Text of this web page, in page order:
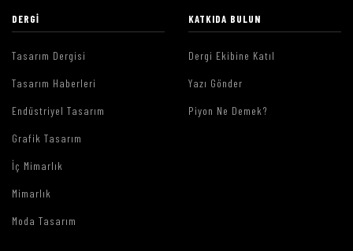
DERGI
Tasarım Dergisi
Tasarım Haberleri
Endüstriyel Tasarım
Grafik Tasarım
İç Mimarlık
Mimarlık
Moda Tasarım
KATKIDA BULUN
Dergi Ekibine Katıl
Yazı Gönder
Piyon Ne Demek?